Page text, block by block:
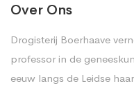
Over Ons
Drogisterij Boerhaave
professor in de
eeuw langs de Leidse